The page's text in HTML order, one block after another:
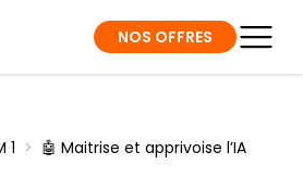
NOS OFFRES
1 > 🤖 Maitrise et apprivoise l’IA